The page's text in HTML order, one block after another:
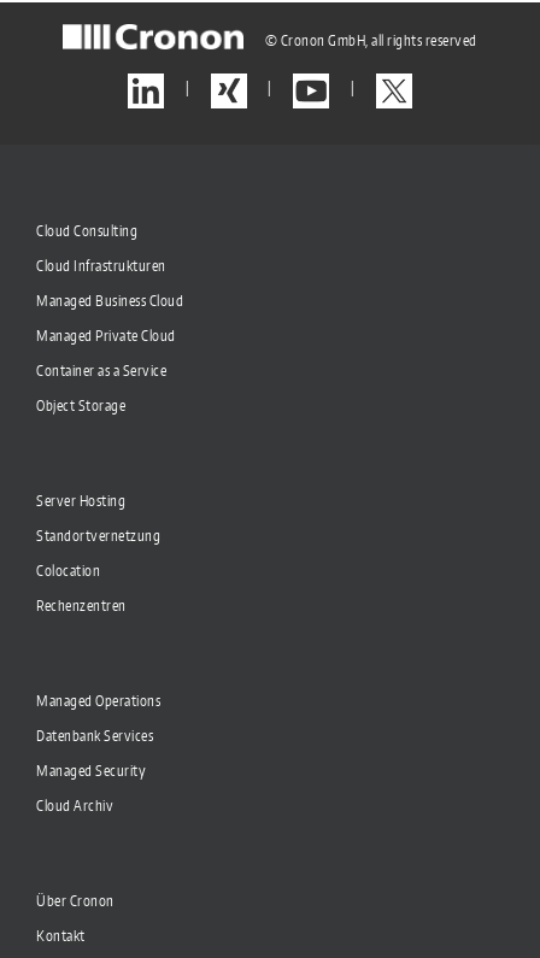
© Cronon GmbH, all rights reserved
Cloud Consulting
Cloud Infrastrukturen
Managed Business Cloud
Managed Private Cloud
Container as a Service
Object Storage
Server Hosting
Standortvernetzung
Colocation
Rechenzentren
Managed Operations
Datenbank Services
Managed Security
Cloud Archiv
Über Cronon
Kontakt